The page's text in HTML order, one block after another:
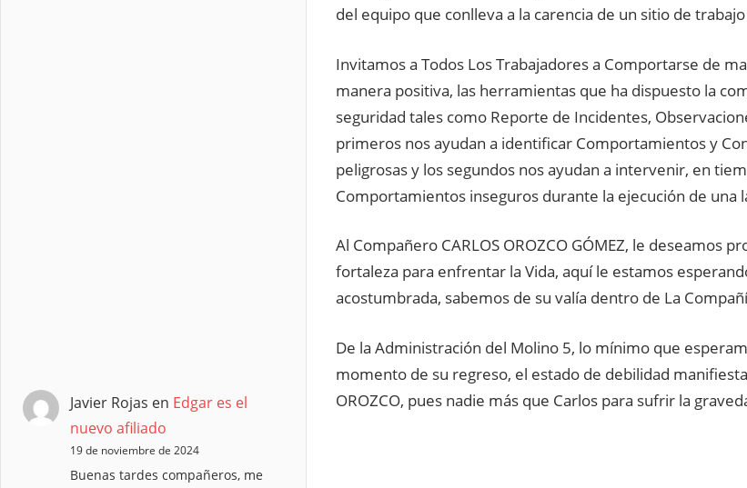
del equipo que conlleva a la carencia de un sitio de
Invitamos a Todos Los Trabajadores a Comportarse de
manera positiva, las herramientas que ha dispuesto la
seguridad tales como Reporte de Incidentes,
primeros nos ayudan a identificar Comportamientos y
peligrosas y los segundos nos ayudan a intervenir, en
Comportamientos inseguros durante la ejecución de una
Al Compañero CARLOS OROZCO GÓMEZ, le deseamos
fortaleza para enfrentar la Vida, aquí le estamos
acostumbrada, sabemos de su valía dentro de La
De la Administración del Molino 5, lo mínimo que
momento de su regreso, el estado de debilidad
OROZCO, pues nadie más que Carlos para sufrir la
Javier Rojas en Edgar es el
nuevo afiliado
19 de noviembre de 2024
Buenas tardes compañeros, me